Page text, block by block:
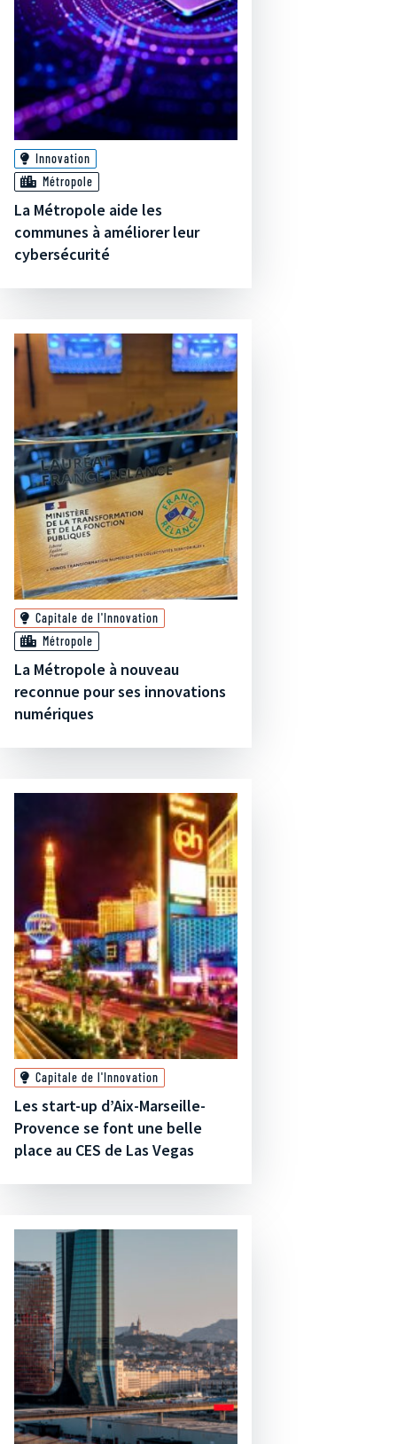
Innovation
Métropole
La Métropole aide les
communes à améliorer leur
cybersécurité
Capitale de l'Innovation
Métropole
La Métropole à nouveau
reconnue pour ses innovations
numériques
Capitale de l'Innovation
Les start-up d’Aix-Marseille-
Provence se font une belle
place au CES de Las Vegas